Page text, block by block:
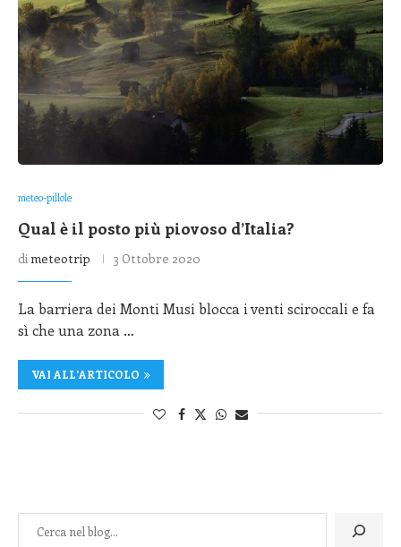
meteo-pillole
Qual è il posto più piovoso d’Italia?
dimeteotrip 3 Ottobre 2020
La barriera dei Monti Musi blocca i venti sciroccali e fa
sì che una zona …
VAI ALL'ARTICOLO